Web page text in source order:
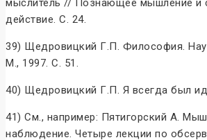
мыслитель // Познающее мышление и
действие. С. 24.
39) Щедровицкий Г.П. Философия.
М., 1997. С. 51.
40) Щедровицкий Г.П. Я всегда был
41) См., например: Пятигорский А.
наблюдение. Четыре лекции по